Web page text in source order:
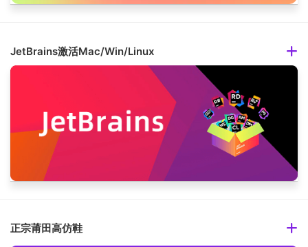
JetBrains激活Mac/Win/Linux
正宗莆田高仿鞋